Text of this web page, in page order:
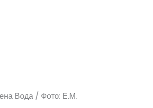
Вода / Фото: Е.М.